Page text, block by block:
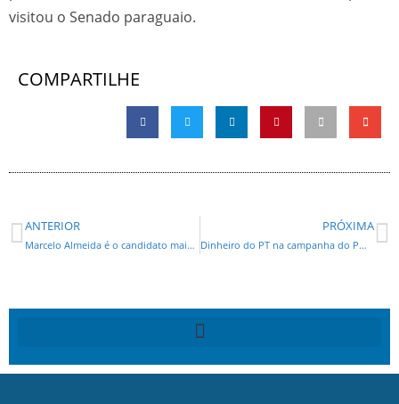
visitou o Senado paraguaio.
COMPARTILHE
ANTERIOR
Marcelo Almeida é o candidato mais rico do país com um patrimônio de R$ 730 milhões.
PRÓXIMA
Dinheiro do PT na campanha do PMDB